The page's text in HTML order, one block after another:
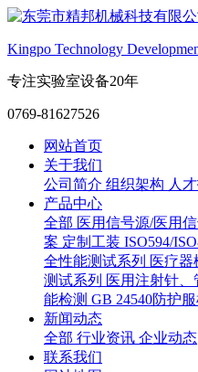
Kingpo Technology
专注实验室设备20年
0769-81627526
网站首页
关于我们
公司简介 组织架构 人
产品中心
全部 医用信号源/医用
案 定制工装 ISO594/
全性能测试系列 医疗器
测试系列 医用注射针、
能检测 GB 24540防护
新闻动态
全部 行业资讯 企业动态
联系我们